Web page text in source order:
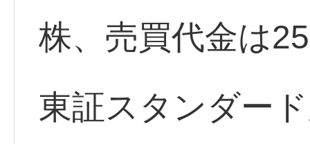
株、売買代金は
東証スタンダー